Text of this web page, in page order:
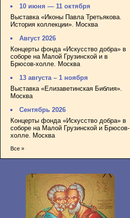
10 июня — 11 октября
Выставка «Иконы Павла Третьякова.
История коллекции». Москва
Август 2026
Концерты фонда «Искусство добра» в
соборе на Малой Грузинской и в
Брюсов-холле. Москва
13 августа – 1 ноября
Выставка «Елизаветинская Библия».
Москва
Сентябрь 2026
Концерты фонда «Искусство добра» в
соборе на Малой Грузинской и Брюсов-
холле. Москва
Все »